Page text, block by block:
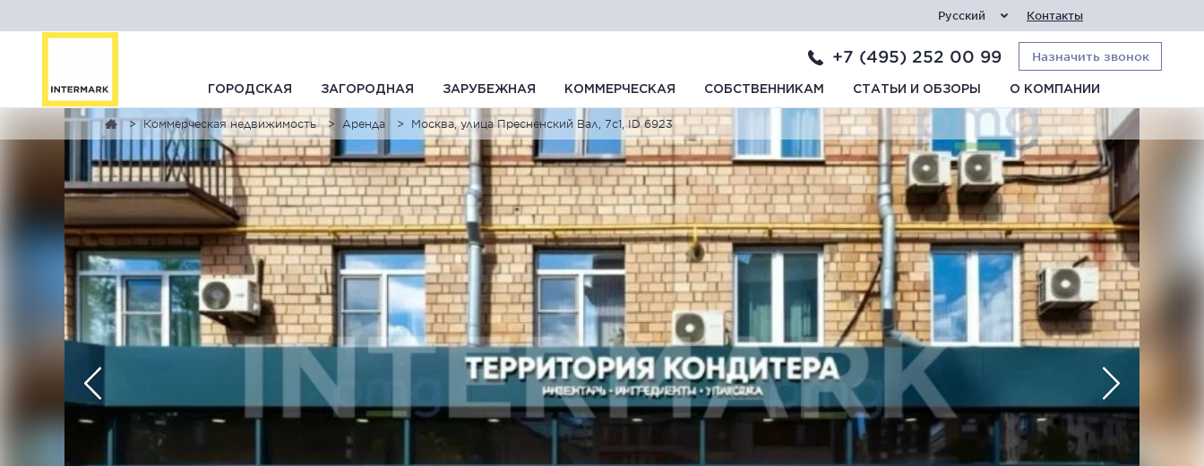
Русский Контакты
+7 (495) 252 00 99 Назначить звонок
ГОРОДСКАЯ ЗАГОРОДНАЯ ЗАРУБЕЖНАЯ КОММЕРЧЕСКАЯ СОБСТВЕННИКАМ СТАТЬИ И ОБЗОРЫ О КОМПАНИИ
Коммерческая недвижимость Аренда Москва, улица Пресненский Вал, 7с1, ID 6923